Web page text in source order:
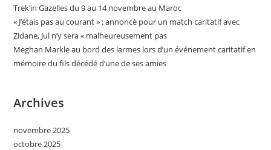
Trek’in Gazelles du 9 au 14 novembre au Maroc
« J’étais pas au courant » : annoncé pour un match caritatif avec
Zidane, Jul n’y sera « malheureusement pas
Meghan Markle au bord des larmes lors d’un événement caritatif en
mémoire du fils décédé d’une de ses amies
Archives
novembre 2025
octobre 2025